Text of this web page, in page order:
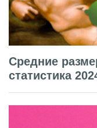
Средние
статистика